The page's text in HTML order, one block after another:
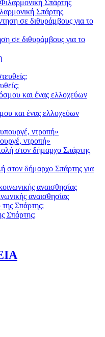
Σπάρτης
σε διθυράμβους για το
και ένας ελλοχεύων
ντροπή»
στον δήμαρχο Σπάρτης για
αναισθησίας
Σπάρτης;